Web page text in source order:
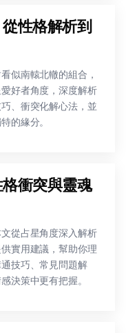
性格解析到
似南轅北轍的組合，
好者角度，深度解析
、衝突化解心法，並
的緣分。
衝突與靈魂
從占星角度深入解析
實用建議，幫助你理
技巧、常見問題解
決策中更有把握。